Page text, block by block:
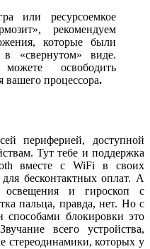
или ресурсоемкое
рекомендуем
которые были
«свернутом» виде.
освободить
вашего процессора.
периферией, доступной
Тут тебе и поддержка
вместе с WiFi в своих
бесконтактных оплат. А
освещения и гироскоп с
пальца, правда, нет. Но с
блокировки это
всего устройства,
стереодинамики, которых у